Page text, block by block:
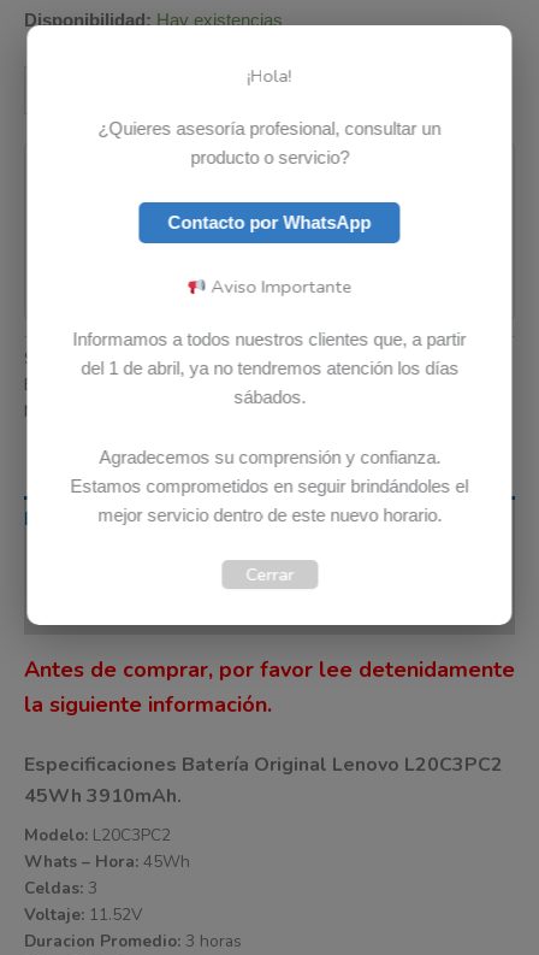
Disponibilidad: Hay existencias
Añadir al carrito
Pago seguro garantizado
SKU: 5B11B96719 Categoría: Baterias
Etiquetas:
Envio Gratis Garantia 12 meses
Marca:
Descripción
Valoraciones (0)
Antes de comprar, por favor lee detenidamente
la siguiente información.
Especificaciones Batería Original Lenovo L20C3PC2
45Wh 3910mAh.
Modelo: L20C3PC2
Whats – Hora: 45Wh
Celdas: 3
Voltaje: 11.52V
Duracion Promedio: 3 horas
¡Hola!
¿Quieres asesoría profesional, consultar un
producto o servicio?
Contacto por WhatsApp
Aviso Importante
Informamos a todos nuestros clientes que, a partir
del 1 de abril, ya no tendremos atención los días
sábados.
Agradecemos su comprensión y confianza.
Estamos comprometidos en seguir brindándoles el
mejor servicio dentro de este nuevo horario.
Cerrar